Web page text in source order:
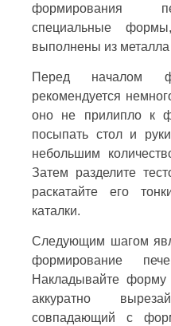
формирования
специальные
выполнены из металла
Перед началом
рекомендуется
оно не прилипло к
посыпать стол и
небольшим
Затем разделите
раскатайте его
каталки.
Следующим шагом
формирование
Накладывайте форму
аккуратно
совпадающий с